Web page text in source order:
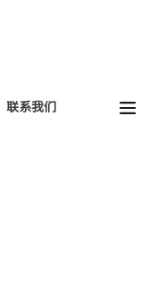
联系我们
激光清洗